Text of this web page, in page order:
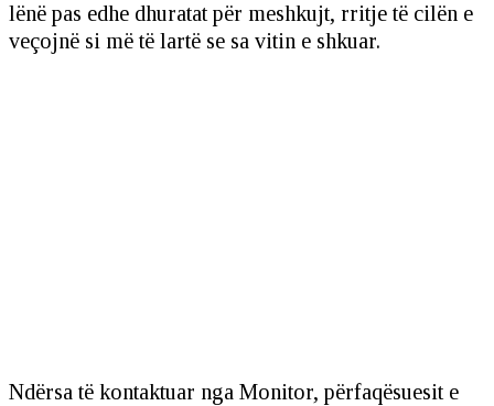
lënë pas edhe dhuratat për meshkujt, rritje të cilën e
veçojnë si më të lartë se sa vitin e shkuar.
Ndërsa të kontaktuar nga Monitor, përfaqësuesit e